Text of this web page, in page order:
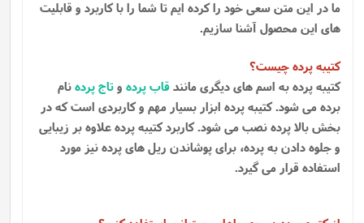
ما در این متن سعی خود را کرده ایم تا شما را با کاربرد و قابلیت
های این محصول آشنا سازیم.
کتیبه پرده چیست؟
کتیبه پرده به اسم های دیگری مانندقاب پرده وتاج پردهنام
برده می شود. کتیبه پرده ابزار بسیار مهم و کاربردی است که در
بخش بالا پرده نصب می شود. کاربرد کتیبه پرده علاوه بر زیبایی
و جلوه دادن به پرده، برای پوشاندن ریل های پرده نیز مورد
استفاده قرار می گیرد.